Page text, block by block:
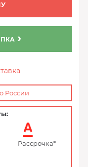
России
Рассрочка*